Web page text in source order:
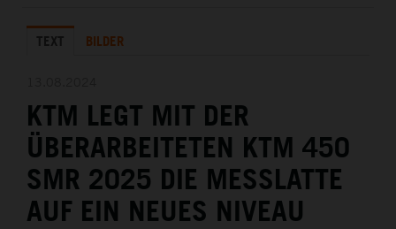
MEDIA
TEXT BILDER
KTM LEGT MIT DER
ÜBERARBEITETEN KTM 450
SMR 2025 DIE MESSLATTE
AUF EIN NEUES NIVEAU